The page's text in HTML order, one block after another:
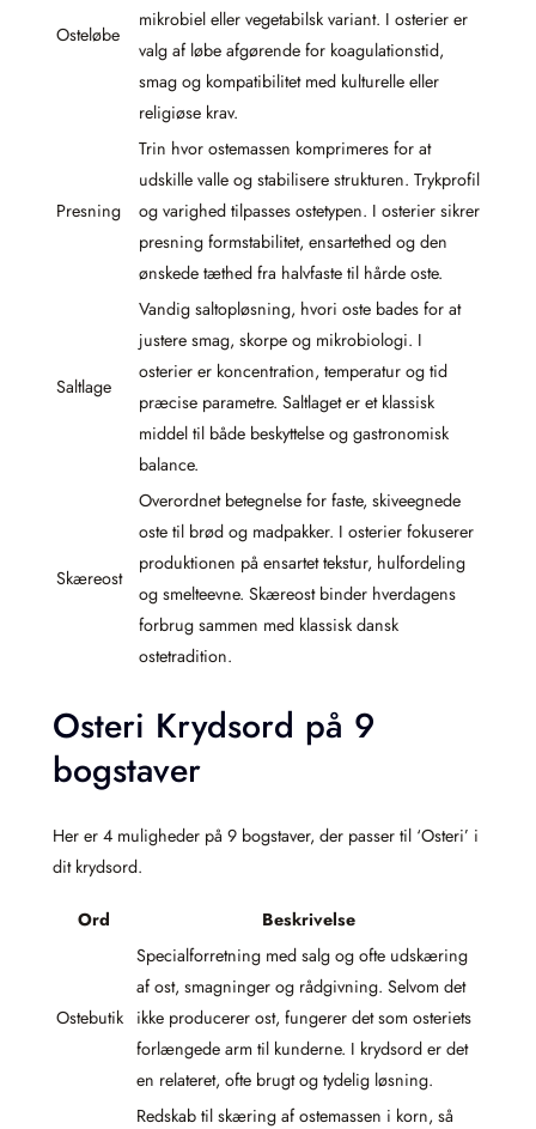
Osteløbe
mikrobiel eller vegetabilsk variant. I osterier er
valg af løbe afgørende for koagulationstid,
smag og kompatibilitet med kulturelle eller
religiøse krav.
Presning
Trin hvor ostemassen komprimeres for at
udskille valle og stabilisere strukturen. Trykprofil
og varighed tilpasses ostetypen. I osterier sikrer
presning formstabilitet, ensartethed og den
ønskede tæthed fra halvfaste til hårde oste.
Saltlage
Vandig saltopløsning, hvori oste bades for at
justere smag, skorpe og mikrobiologi. I
osterier er koncentration, temperatur og tid
præcise parametre. Saltlaget er et klassisk
middel til både beskyttelse og gastronomisk
balance.
Skæreost
Overordnet betegnelse for faste, skiveegnede
oste til brød og madpakker. I osterier fokuserer
produktionen på ensartet tekstur, hulfordeling
og smelteevne. Skæreost binder hverdagens
forbrug sammen med klassisk dansk
ostetradition.
Osteri Krydsord på 9
bogstaver
Her er 4 muligheder på 9 bogstaver, der passer til ‘Osteri’ i
dit krydsord.
Ord Beskrivelse
Ostebutik
Specialforretning med salg og ofte udskæring
af ost, smagninger og rådgivning. Selvom det
ikke producerer ost, fungerer det som osteriets
forlængede arm til kunderne. I krydsord er det
en relateret, ofte brugt og tydelig løsning.
Redskab til skæring af ostemassen i korn, så